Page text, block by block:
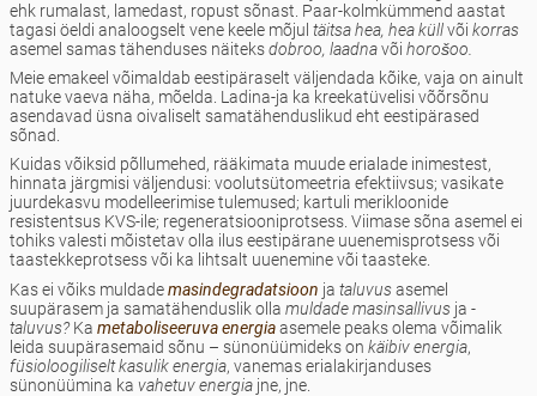
ehk rumalast, lamedast, ropust sõnast. Paar-kolmkümmend aastat
tagasi öeldi analoogselt vene keele mõjul täitsa hea, hea küllvõi korras
asemel samas tähenduses näiteksdobroo, laadnavõi horošoo.
Meie emakeel võimaldab eestipäraselt väljendada kõike, vaja on ainult
natuke vaeva näha, mõelda. Ladina-ja ka kreekatüvelisi võõrsõnu
asendavad üsna oivaliselt samatähenduslikud eht eestipärased
sõnad.
Kuidas võiksid põllumehed, rääkimata muude erialade inimestest,
hinnata järgmisi väljendusi: voolutsütomeetria efektiivsus; vasikate
juurdekasvu modelleerimise tulemused; kartuli merikloonide
resistentsus KVS-ile; regeneratsiooniprotsess. Viimase sõna asemel ei
tohiks valesti mõistetav olla ilus eestipärane uuenemisprotsess või
taastekkeprotsess või ka lihtsalt uuenemine või taasteke.
Kas ei võiks muldademasindegradatsioon ja taluvusasemel
suupärasem ja samatähenduslik olla muldade masinsallivus ja -
taluvus?Ka metaboliseeruva energiaasemele peaks olema võimalik
leida suupärasemaid sõnu – sünonüümideks on käibiv energia,
füsioloogiliselt kasulik energia, vanemas erialakirjanduses
sünonüümina ka vahetuv energia jne, jne.